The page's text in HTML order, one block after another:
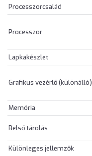
Processzorcsalád
Processzor
Lapkakészlet
Grafikus vezérlő (különálló)
Memória
Belső tárolás
Különleges jellemzők